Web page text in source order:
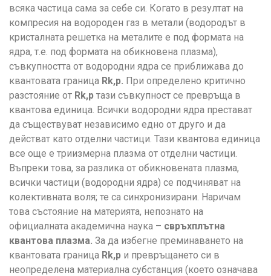
всяка частица сама за себе си. Когато в резултат на
компресия на водороден газ в метали (водородът в
кристалната решетка на металите е под формата на
ядра, т.е. под формата на обикновена плазма),
съвкупността от водородни ядра се приближава до
квантовата граница Rk,p. При определено критично
разстояние от Rk,p тази съвкупност се превръща в
квантова единица. Всички водородни ядра престават
да съществуват независимо едно от друго и да
действат като отделни частици. Тази квантова единица
все още е триизмерна плазма от отделни частици.
Въпреки това, за разлика от обикновената плазма,
всички частици (водородни ядра) се подчиняват на
колективната воля; те са синхронизирани. Наричам
това състояние на материята, непознато на
официалната академична наука – свръхплътна
квантова плазма. За да избегне преминаването на
квантовата граница Rk,p и превръщането си в
неопределена материална субстанция (което означава